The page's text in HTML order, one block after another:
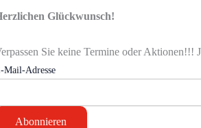
Glückwunsch!
Sie keine Termine oder Aktionen!!!
Mail-Adresse